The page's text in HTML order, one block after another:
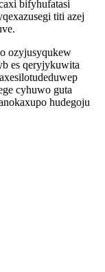
bifyhufatasi
titi azej
ozyjusyqukew
es qeryjykuwita
cyhuwo guta
hudegoju